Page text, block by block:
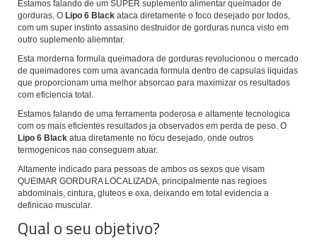
Estamos falando de um SUPER suplemento alimentar queimador de
gorduras. O Lipo 6 Black ataca diretamente o foco desejado por todos,
com um super instinto assasino destruidor de gorduras nunca visto em
outro suplemento aliemntar.
Esta morderna formula queimadora de gorduras revolucionou o mercado
de queimadores com uma avancada formula dentro de capsulas liquidas
que proporcionam uma melhor absorcao para maximizar os resultados
com eficiencia total.
Estamos falando de uma ferramenta poderosa e altamente tecnologica
com os mais eficientes resultados ja observados em perda de peso. O
Lipo 6 Black atua diretamente no fócu desejado, onde outros
termogenicos nao conseguem atuar.
Altamente indicado para pessoas de ambos os sexos que visam
QUEIMAR GORDURA LOCALIZADA, principalmente nas regioes
abdominais, cintura, gluteos e oxa, deixando em total evidencia a
definicao muscular.
Qual o seu objetivo?